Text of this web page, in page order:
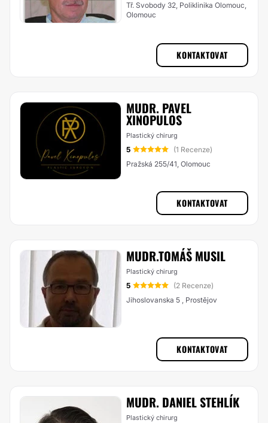
Tř. Svobody 32, Poliklinika Olomouc,
Olomouc
KONTAKTOVAT
MUDR. PAVEL
XINOPULOS
Plastický chirurg
5
(1 Recenze)
Pražská 255/41, Olomouc
KONTAKTOVAT
MUDR.TOMÁŠ MUSIL
Plastický chirurg
5
(2 Recenze)
Jihoslovanska 5 , Prostějov
KONTAKTOVAT
MUDR. DANIEL STEHLÍK
Plastický chirurg